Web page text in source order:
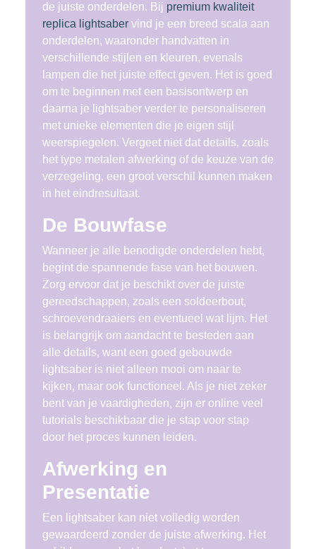
de juiste onderdelen. Bij premium kwaliteit
replica lightsaber vind je een breed scala aan
onderdelen, waaronder handvatten in
verschillende stijlen en kleuren, evenals
lampen die het juiste effect geven. Het is goed
om te beginnen met een basisontwerp en
daarna je lightsaber verder te personaliseren
met unieke elementen die je eigen stijl
weerspiegelen. Vergeet niet dat details, zoals
het type metalen afwerking of de keuze van de
verzegeling, een groot verschil kunnen maken
in het eindresultaat.
De Bouwfase
Wanneer je alle benodigde onderdelen hebt,
begint de spannende fase van het bouwen.
Zorg ervoor dat je beschikt over de juiste
gereedschappen, zoals een soldeerbout,
schroevendraaiers en eventueel wat lijm. Het
is belangrijk om aandacht te besteden aan
alle details, want een goed gebouwde
lightsaber is niet alleen mooi om naar te
kijken, maar ook functioneel. Als je niet zeker
bent van je vaardigheden, zijn er online veel
tutorials beschikbaar die je stap voor stap
door het proces kunnen leiden.
Afwerking en
Presentatie
Een lightsaber kan niet volledig worden
gewaardeerd zonder de juiste afwerking. Het